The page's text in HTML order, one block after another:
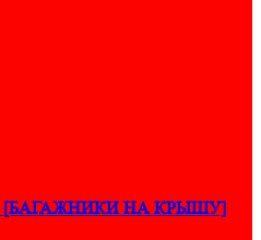
[БАГАЖНИКИ НА КРЫШУ]